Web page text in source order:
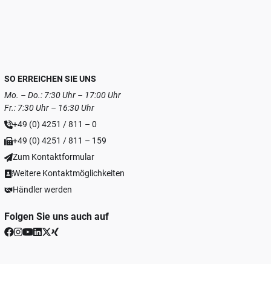
SO ERREICHEN SIE UNS
Mo. – Do.: 7:30 Uhr – 17:00 Uhr
Fr.: 7:30 Uhr – 16:30 Uhr
+49 (0) 4251 / 811 – 0
+49 (0) 4251 / 811 – 159
Zum Kontaktformular
Weitere Kontaktmöglichkeiten
Händler werden
Folgen Sie uns auch auf